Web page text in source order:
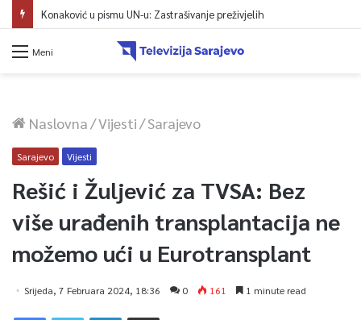
Protest zeničkih rudara do ispunjenja zahtjeva
Meni
Naslovna/Vijesti/Sarajevo
Sarajevo Vijesti
Rešić i Žuljević za TVSA: Bez
više urađenih transplantacija ne
možemo ući u Eurotransplant
Srijeda, 7 Februara 2024, 18:36 0 161 1 minute read